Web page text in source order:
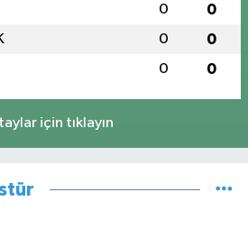
0 0
0 0
0 0
için tıklayın